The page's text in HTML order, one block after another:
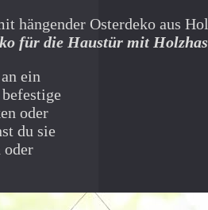
für die Haustür mit
ein
oder
du sie
oder